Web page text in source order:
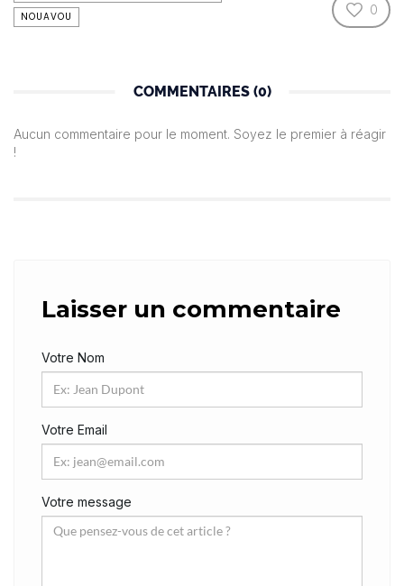
NOUAVOU
0
COMMENTAIRES (0)
Aucun commentaire pour le moment. Soyez le premier à réagir
!
Laisser un commentaire
Votre Nom
Votre Email
Votre message